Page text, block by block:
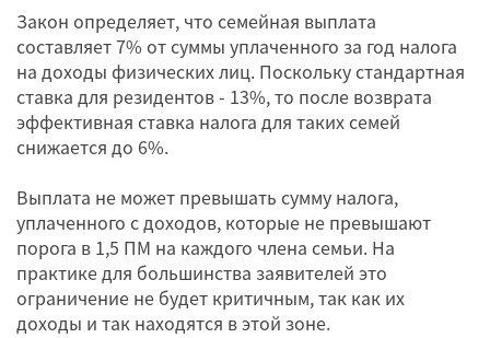
Закон определяет, что семейная выплата
составляет 7% от суммы уплаченного за год налога
на доходы физических лиц. Поскольку стандартная
ставка для резидентов - 13%, то после возврата
эффективная ставка налога для таких семей
снижается до 6%.
Выплата не может превышать сумму налога,
уплаченного с доходов, которые не превышают
порога в 1,5 ПМ на каждого члена семьи. На
практике для большинства заявителей это
ограничение не будет критичным, так как их
доходы и так находятся в этой зоне.